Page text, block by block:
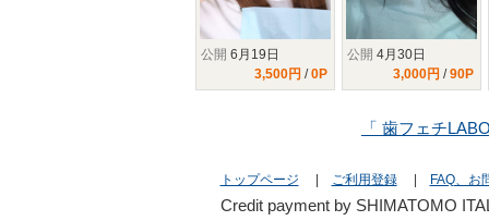
公開 6月19日
3,500円 /0P
公開 4月30日
3,000円 /90P
「 歯フェチ
トップページ ご利用登録| FAQ、お
Credit payment by SHIMATOMO